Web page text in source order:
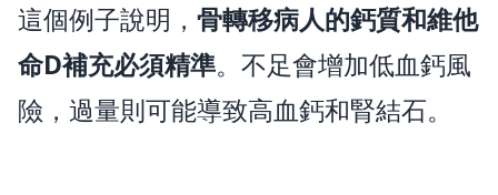
這個例子說明， 骨轉移病人的鈣質和維他
命D補充必須精準。不足會增加低血鈣風
險，過量則可能導致高血鈣和腎結石。